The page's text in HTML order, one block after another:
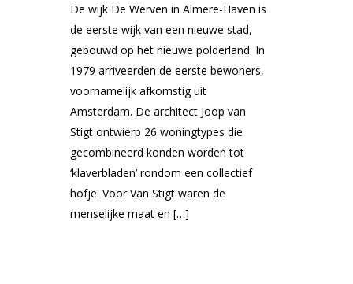
De wijk De Werven in Almere-Haven is
de eerste wijk van een nieuwe stad,
gebouwd op het nieuwe polderland. In
1979 arriveerden de eerste bewoners,
voornamelijk afkomstig uit
Amsterdam. De architect Joop van
Stigt ontwierp 26 woningtypes die
gecombineerd konden worden tot
‘klaverbladen’ rondom een collectief
hofje. Voor Van Stigt waren de
menselijke maat en […]